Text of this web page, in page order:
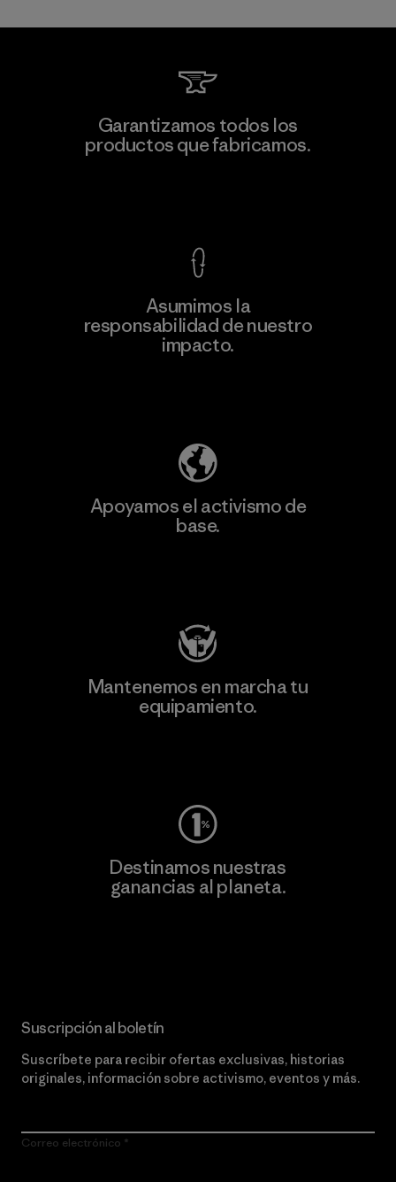
información
Teijin Frontier Co., Ltd.
Material-supplier
Garantizamos todos los
productos que fabricamos.
Asumimos la
responsabilidad de nuestro
impacto.
Apoyamos el activismo de
base.
Mantenemos en marcha tu
equipamiento.
Destinamos nuestras
ganancias al planeta.
Suscripción al boletín
Suscríbete para recibir ofertas exclusivas, historias
originales, información sobre activismo, eventos y más.
Correo electrónico